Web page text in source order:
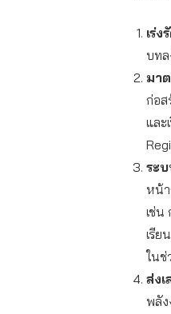
เร่
บท
มา
ก่อส
และ
ระ
หน้า
เช่น
เรีย
ในช่
ส่ง
พลัง